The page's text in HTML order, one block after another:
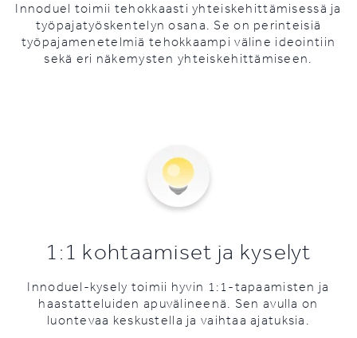
Innoduel toimii tehokkaasti yhteiskehittämisessä ja
työpajatyöskentelyn osana. Se on perinteisiä
työpajamenetelmiä tehokkaampi väline ideointiin
sekä eri näkemysten yhteiskehittämiseen.
1:1 kohtaamiset ja kyselyt
Innoduel-kysely toimii hyvin 1:1-tapaamisten ja
haastatteluiden apuvälineenä. Sen avulla on
luontevaa keskustella ja vaihtaa ajatuksia.